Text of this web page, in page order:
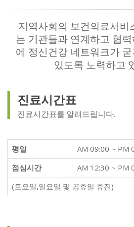
지역사회의 보건의료서비
는 기관들과 연계하고 협
에 정신건강 네트워크가
있도록 노력하고
진료시간표
진료시간표를 알려드립니다.
평일
AM 09:00 ~ PM
점심시간
AM 12:30 ~ PM
(토요일,일요일 및 공휴일 휴진)